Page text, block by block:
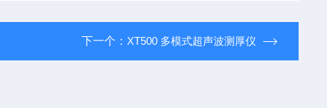
下一个： XT500 多模式超声波测厚仪